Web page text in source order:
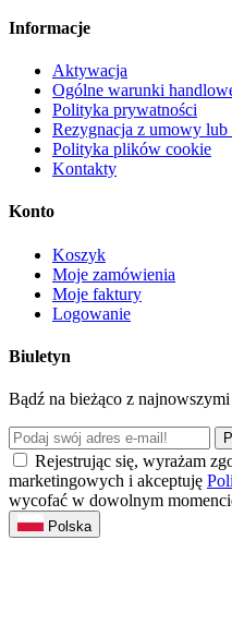
Informacje
Aktywacja
Ogólne warunki
Polityka prywatności
Rezygnacja z umowy lub
Polityka plików cookie
Kontakty
Konto
Koszyk
Moje zamówienia
Moje faktury
Logowanie
Biuletyn
Bądź na bieżąco z
Rejestrując się, wyrażam
marketingowych i akceptuję
wycofać w dowolnym
Polska